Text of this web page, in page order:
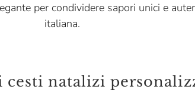
per condividere sapori unici e
italiana.
cesti natalizi